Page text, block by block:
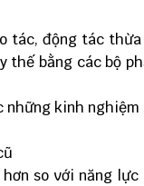
tác, động tác
thế bằng các bộ
những kinh
so với năng